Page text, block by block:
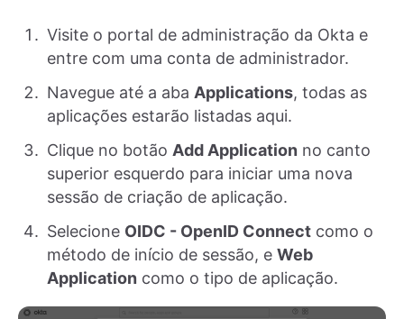
Visite o portal de administração da Okta e
entre com uma conta de administrador.
Navegue até a aba Applications, todas as
aplicações estarão listadas aqui.
Clique no botão Add Application no canto
superior esquerdo para iniciar uma nova
sessão de criação de aplicação.
Selecione OIDC - OpenID Connect como o
método de início de sessão, e Web
Application como o tipo de aplicação.